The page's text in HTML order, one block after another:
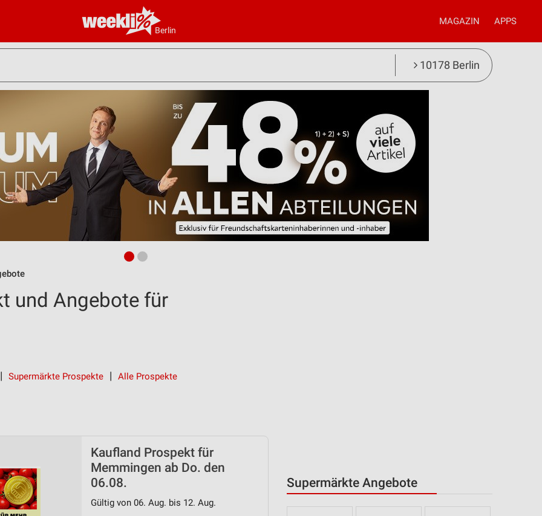
Berlin
MAGAZIN APPS
10178 Berlin
Supermärkte Angebote
und Angebote für
Supermärkte Prospekte Alle Prospekte
Kaufland Prospekt für
Memmingen ab Do. den
06.08.
Gültig von 06. Aug. bis 12. Aug.